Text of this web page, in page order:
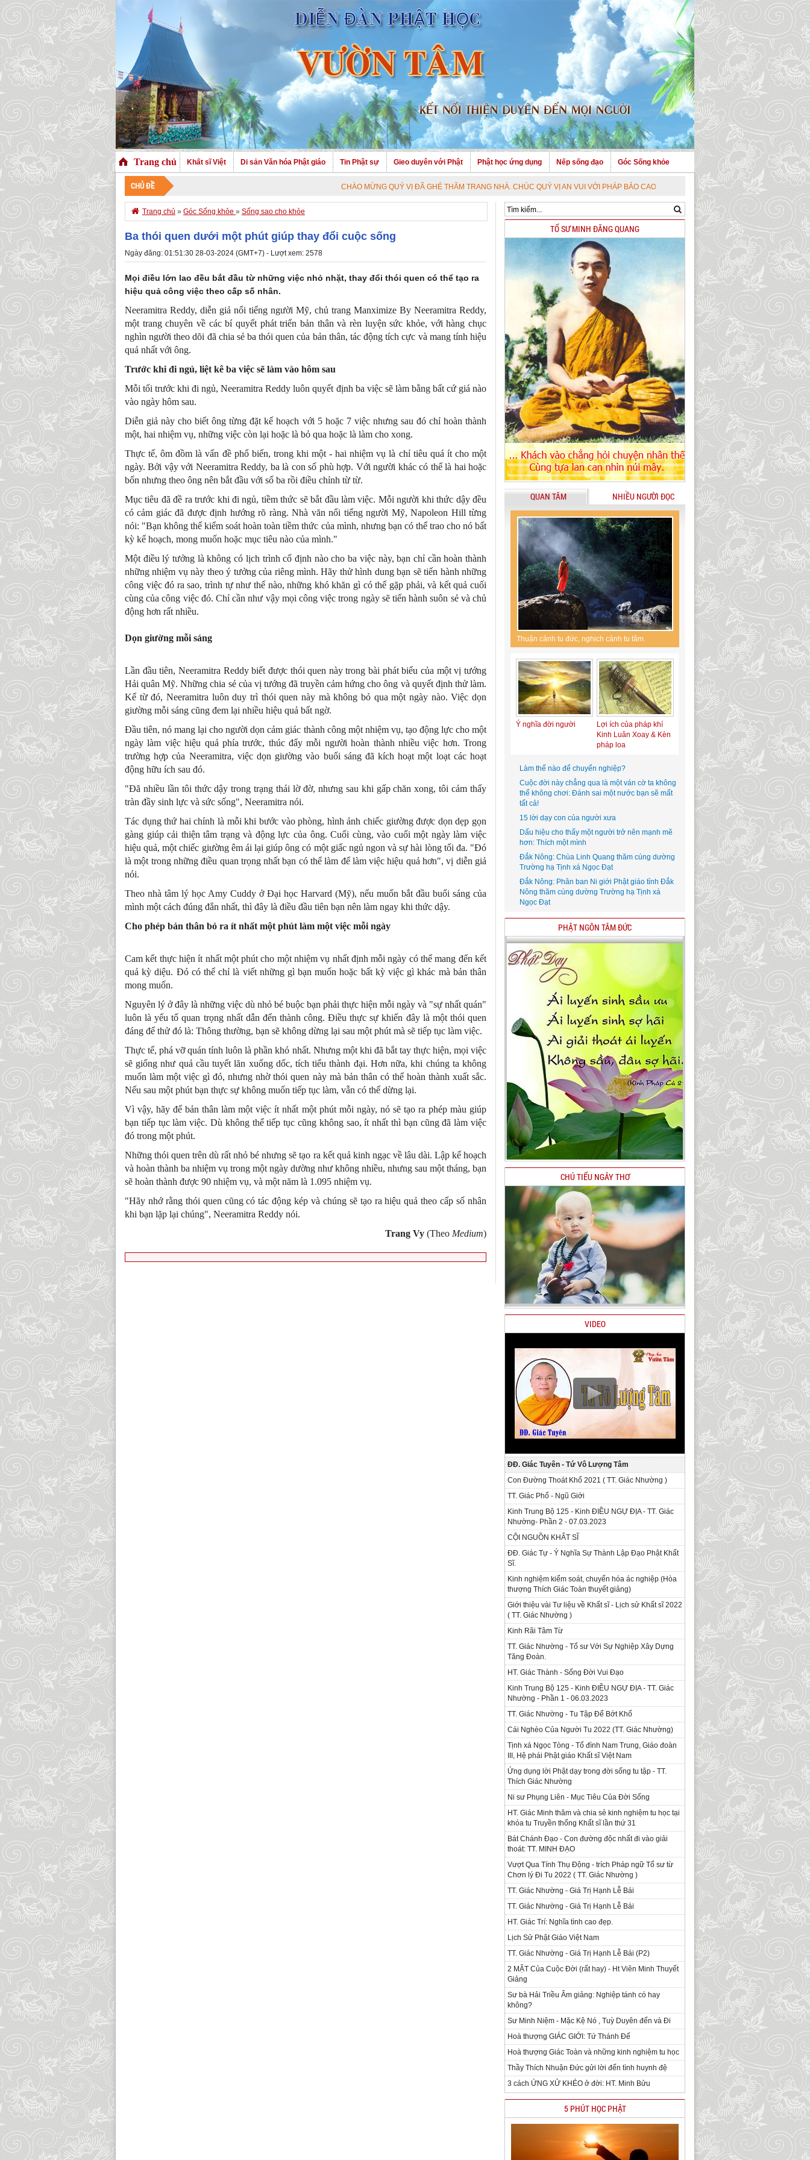
Trang chủ Khất sĩ Việt Di sản Văn hóa Phật giáo Tin Phật sự Gieo duyên với Phật Phật học ứng dụng Nếp sống đạo Góc Sống khỏe
CHỦ ĐỀ CHÀO MỪNG QUÝ VỊ ĐÃ GHÉ THĂM TRANG NHÀ. CHÚC QUÝ VỊ AN VUI VỚI PHÁP BẢO CAO QUÝ !
 Trang chủ » Góc Sống khỏe » Sống sao cho khỏe
Ba thói quen dưới một phút giúp thay đổi cuộc sống
Ngày đăng: 01:51:30 28-03-2024 (GMT+7) - Lượt xem: 2578
Mọi điều lớn lao đều bắt đầu từ những việc nhỏ nhặt, thay đổi thói quen có thể tạo ra
hiệu quả công việc theo cấp số nhân.
Neeramitra Reddy, diễn giả nổi tiếng người Mỹ, chủ trang Manximize By Neeramitra Reddy,
một trang chuyên về các bí quyết phát triển bản thân và rèn luyện sức khỏe, với hàng chục
nghìn người theo dõi đã chia sẻ ba thói quen của bản thân, tác động tích cực và mang tính hiệu
quả nhất với ông.
Trước khi đi ngủ, liệt kê ba việc sẽ làm vào hôm sau
Mỗi tối trước khi đi ngủ, Neeramitra Reddy luôn quyết định ba việc sẽ làm bằng bất cứ giá nào
vào ngày hôm sau.
Diễn giả này cho biết ông từng đặt kế hoạch với 5 hoặc 7 việc nhưng sau đó chỉ hoàn thành
một, hai nhiệm vụ, những việc còn lại hoặc là bỏ qua hoặc là làm cho xong.
Thực tế, ôm đồm là vấn đề phổ biến, trong khi một - hai nhiệm vụ là chỉ tiêu quá ít cho một
ngày. Bởi vậy với Neeramitra Reddy, ba là con số phù hợp. Với người khác có thể là hai hoặc
bốn nhưng theo ông nên bắt đầu với số ba rồi điều chỉnh từ từ.
Mục tiêu đã đề ra trước khi đi ngủ, tiềm thức sẽ bắt đầu làm việc. Mỗi người khi thức dậy đều
có cảm giác đã được định hướng rõ ràng. Nhà văn nổi tiếng người Mỹ, Napoleon Hill từng
nói: "Bạn không thể kiểm soát hoàn toàn tiềm thức của mình, nhưng bạn có thể trao cho nó bất
kỳ kế hoạch, mong muốn hoặc mục tiêu nào của mình."
Một điều lý tưởng là không có lịch trình cố định nào cho ba việc này, bạn chỉ cần hoàn thành
những nhiệm vụ này theo ý tưởng của riêng mình. Hãy thử hình dung bạn sẽ tiến hành những
công việc đó ra sao, trình tự như thế nào, những khó khăn gì có thể gặp phải, và kết quả cuối
cùng của công việc đó. Chỉ cần như vậy mọi công việc trong ngày sẽ tiến hành suôn sẻ và chủ
động hơn rất nhiều.
Dọn giường mỗi sáng
Lần đầu tiên, Neeramitra Reddy biết được thói quen này trong bài phát biểu của một vị tướng
Hải quân Mỹ. Những chia sẻ của vị tướng đã truyền cảm hứng cho ông và quyết định thử làm.
Kể từ đó, Neeramitra luôn duy trì thói quen này mà không bỏ qua một ngày nào. Việc dọn
giường mỗi sáng cũng đem lại nhiều hiệu quả bất ngờ.
Đầu tiên, nó mang lại cho người dọn cảm giác thành công một nhiệm vụ, tạo động lực cho một
ngày làm việc hiệu quả phía trước, thúc đẩy mỗi người hoàn thành nhiều việc hơn. Trong
trường hợp của Neeramitra, việc dọn giường vào buổi sáng đã kích hoạt một loạt các hoạt
động hữu ích sau đó.
"Đã nhiều lần tôi thức dậy trong trạng thái lờ đờ, nhưng sau khi gấp chăn xong, tôi cảm thấy
tràn đầy sinh lực và sức sống", Neeramitra nói.
Tác dụng thứ hai chính là mỗi khi bước vào phòng, hình ảnh chiếc giường được dọn dẹp gọn
gàng giúp cải thiện tâm trạng và động lực của ông. Cuối cùng, vào cuối một ngày làm việc
hiệu quả, một chiếc giường êm ái lại giúp ông có một giấc ngủ ngon và sự hài lòng tối đa. "Đó
là một trong những điều quan trọng nhất bạn có thể làm để làm việc hiệu quả hơn", vị diễn giả
nói.
Theo nhà tâm lý học Amy Cuddy ở Đại học Harvard (Mỹ), nếu muốn bắt đầu buổi sáng của
mình một cách đúng đắn nhất, thì đây là điều đầu tiên bạn nên làm ngay khi thức dậy.
Cho phép bản thân bỏ ra ít nhất một phút làm một việc mỗi ngày
Cam kết thực hiện ít nhất một phút cho một nhiệm vụ nhất định mỗi ngày có thể mang đến kết
quả kỳ diệu. Đó có thể chỉ là viết những gì bạn muốn hoặc bất kỳ việc gì khác mà bản thân
mong muốn.
Nguyên lý ở đây là những việc dù nhỏ bé buộc bạn phải thực hiện mỗi ngày và "sự nhất quán"
luôn là yếu tố quan trọng nhất dẫn đến thành công. Điều thực sự khiến đây là một thói quen
đáng để thử đó là: Thông thường, bạn sẽ không dừng lại sau một phút mà sẽ tiếp tục làm việc.
Thực tế, phá vỡ quán tính luôn là phần khó nhất. Nhưng một khi đã bắt tay thực hiện, mọi việc
sẽ giống như quả cầu tuyết lăn xuống dốc, tích tiểu thành đại. Hơn nữa, khi chúng ta không
muốn làm một việc gì đó, nhưng nhờ thói quen này mà bản thân có thể hoàn thành xuất sắc.
Nếu sau một phút bạn thực sự không muốn tiếp tục làm, vẫn có thể dừng lại.
Vì vậy, hãy để bản thân làm một việc ít nhất một phút mỗi ngày, nó sẽ tạo ra phép màu giúp
bạn tiếp tục làm việc. Dù không thể tiếp tục cũng không sao, ít nhất thì bạn cũng đã làm việc
đó trong một phút.
Những thói quen trên dù rất nhỏ bé nhưng sẽ tạo ra kết quả kinh ngạc về lâu dài. Lập kế hoạch
và hoàn thành ba nhiệm vụ trong một ngày dường như không nhiều, nhưng sau một tháng, bạn
sẽ hoàn thành được 90 nhiệm vụ, và một năm là 1.095 nhiệm vụ.
"Hãy nhớ rằng thói quen cũng có tác động kép và chúng sẽ tạo ra hiệu quả theo cấp số nhân
khi bạn lặp lại chúng", Neeramitra Reddy nói.
Trang Vy (Theo Medium)
TỔ SƯ MINH ĐĂNG QUANG
QUAN TÂM NHIỀU NGƯỜI ĐỌC
Thuận cảnh tu đức, nghịch cảnh tu tâm.
Ý nghĩa đời người
Lợi ích của pháp khí
Kinh Luân Xoay & Kèn
pháp loa
Làm thế nào để chuyển nghiệp?
Cuộc đời này chẳng qua là một ván cờ ta không
thể không chơi: Đánh sai một nước bạn sẽ mất
tất cả!
15 lời dạy con của người xưa
Dấu hiệu cho thấy một người trở nên mạnh mẽ
hơn: Thích một mình
Đắk Nông: Chùa Linh Quang thăm cúng dường
Trường hạ Tịnh xá Ngọc Đạt
Đắk Nông: Phân ban Ni giới Phật giáo tỉnh Đắk
Nông thăm cúng dường Trường hạ Tịnh xá
Ngọc Đạt
PHẬT NGÔN TÂM ĐỨC
CHÚ TIỂU NGÂY THƠ
VIDEO
ĐĐ. Giác Tuyên - Tứ Vô Lượng Tâm
Con Đường Thoát Khổ 2021 ( TT. Giác Nhường )
TT. Giác Phổ - Ngũ Giới
Kinh Trung Bộ 125 - Kinh ÐIỀU NGỰ ĐỊA - TT. Giác
Nhường- Phần 2 - 07.03.2023
CỘI NGUỒN KHẤT SĨ
ĐĐ. Giác Tự - Ý Nghĩa Sự Thành Lập Đạo Phật Khất
Sĩ.
Kinh nghiệm kiểm soát, chuyển hóa ác nghiệp (Hòa
thượng Thích Giác Toàn thuyết giảng)
Giới thiệu vài Tư liệu về Khất sĩ - Lịch sử Khất sĩ 2022
( TT. Giác Nhường )
Kinh Rãi Tâm Từ
TT. Giác Nhường - Tổ sư Với Sự Nghiệp Xây Dựng
Tăng Đoàn.
HT. Giác Thành - Sống Đời Vui Đạo
Kinh Trung Bộ 125 - Kinh ÐIỀU NGỰ ĐỊA - TT. Giác
Nhường - Phần 1 - 06.03.2023
TT. Giác Nhường - Tu Tập Để Bớt Khổ
Cái Nghèo Của Người Tu 2022 (TT. Giác Nhường)
Tịnh xá Ngọc Tòng - Tổ đình Nam Trung, Giáo đoàn
III, Hệ phái Phật giáo Khất sĩ Việt Nam
Ứng dụng lời Phật dạy trong đời sống tu tập - TT.
Thích Giác Nhường
Ni sư Phụng Liên - Mục Tiêu Của Đời Sống
HT. Giác Minh thăm và chia sẻ kinh nghiệm tu học tại
khóa tu Truyền thống Khất sĩ lần thứ 31
Bát Chánh Đạo - Con đường độc nhất đi vào giải
thoát: TT. MINH ĐẠO
Vượt Qua Tính Thụ Động - trích Pháp ngữ Tổ sư từ
Chơn lý Đi Tu 2022 ( TT. Giác Nhường )
TT. Giác Nhường - Giá Trị Hạnh Lễ Bái
TT. Giác Nhường - Giá Trị Hạnh Lễ Bái
HT. Giác Trí: Nghĩa tình cao đẹp.
Lịch Sử Phật Giáo Việt Nam
TT. Giác Nhường - Giá Trị Hạnh Lễ Bái (P2)
2 MẶT Của Cuộc Đời (rất hay) - Ht Viên Minh Thuyết
Giảng
Sư bà Hải Triều Âm giảng: Nghiệp tánh có hay
không?
Sư Minh Niệm - Mặc Kệ Nó , Tuỳ Duyên đến và Đi
Hoà thượng GIÁC GIỚI: Tứ Thánh Đế
Hoà thượng Giác Toàn và những kinh nghiệm tu học
Thầy Thích Nhuận Đức gửi lời đến tình huynh đệ
3 cách ỨNG XỬ KHÉO ở đời: HT. Minh Bửu
5 PHÚT HỌC PHẬT